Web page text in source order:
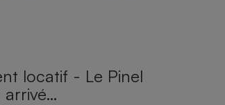
locatif - Le Pinel
arrivé…